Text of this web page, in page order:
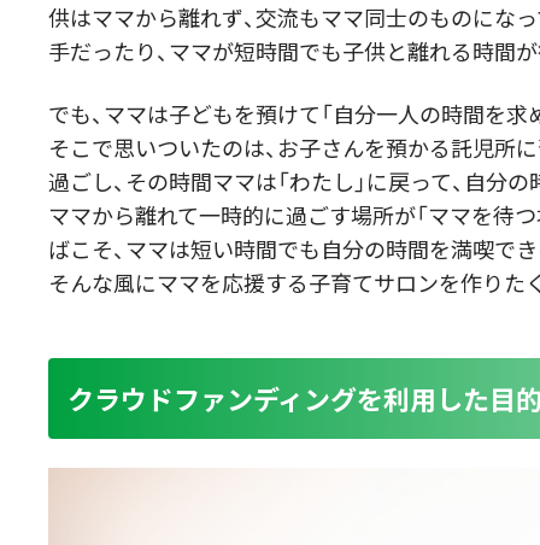
供はママから離れず、交流もママ同士のものにな
手だったり、ママが短時間でも子供と離れる時間
でも、ママは子どもを預けて「自分一人の時間を
そこで思いついたのは、お子さんを預かる託児所
過ごし、その時間ママは「わたし」に戻って、自分
ママから離れて一時的に過ごす場所が「ママを待
ばこそ、ママは短い時間でも自分の時間を満喫で
そんな風にママを応援する子育てサロンを作りた
クラウドファンディングを利用した目